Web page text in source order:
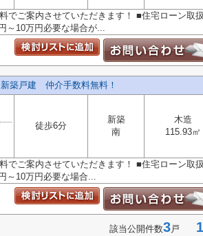
でご案内させていただきます！ ■住宅ローン取
～10万円必要な場合が...
築戸建 仲介手数料無料！
徒歩6分
新築
南
木造
115.93㎡
でご案内させていただきます！ ■住宅ローン取
～10万円必要な場合...
該当公開件数3戸